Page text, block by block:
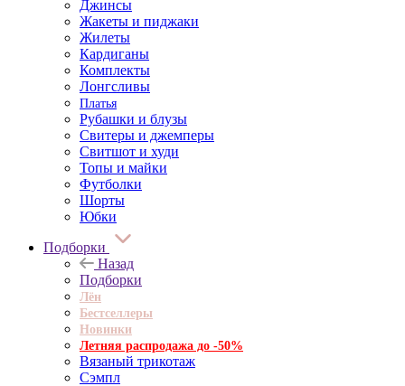
Джинсы
Жакеты и пиджаки
Жилеты
Кардиганы
Комплекты
Лонгсливы
Платья
Рубашки и блузы
Свитеры и джемперы
Свитшот и худи
Топы и майки
Футболки
Шорты
Юбки
Подборки
Назад
Подборки
Лён
Бестселлеры
Новинки
Летняя распродажа до -50%
Вязаный трикотаж
Сэмпл